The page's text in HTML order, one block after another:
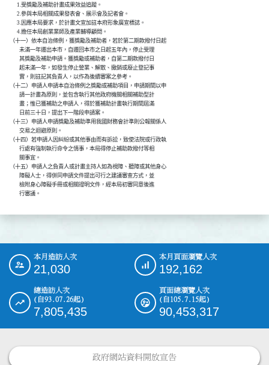
            1.受獎勵及補助計畫成果效益追蹤。
            2.參與本局相關成果發表會、展示會及記者會。
            3.因應本局要求，於計畫文宣加註本府形象廣宣標誌。
            4.擔任本局創業業師及產業輔導顧問。
      （十一）依本自治條例，獲獎勵及補助者，若於第二期款撥付日起
              未滿一年遷出本市，自遷回本市之日起五年內，停止受理
              其獎勵及補助申請。獲獎勵或補助者，自第二期款撥付日
              起未滿一年，如發生停止營業、解散、撤銷或廢止登記事
              實，則註記其負責人，以作為後續審案之參考。
      （十二）申請人申請本自治條例之獎勵或補助項目，申請期間以申
              請一計畫為原則，並包含執行其他政府機關相關補助型計
              畫；惟已獲補助之申請人，得於獲補助計畫執行期間屆滿
              日前三十日，提出下一階段申請案。
      （十三）申請人申請獎勵及補助準用我國財務會計準則公報關係人
              交易之迴避原則。
      （十四）若申請人因糾紛或其他事由而有訴訟，致使法院或行政執
              行處有強制執行命令之情事，本局得停止補助款撥付等相
              關事宜。
      （十五）申請人之負責人或計畫主持人如為視障、聽障或其他身心
              障礙人士，得併同申請文件提出可行之建議審查方式，並
              檢附身心障礙手冊或相關證明文件，經本局初審同意後進
              行審議。
::: 本月造訪人次
21,030
本月頁面瀏覽人次
192,162
總造訪人次
(自93.07.26起)
7,805,435
頁面總瀏覽人次
(自105.7.15起)
90,453,317
政府網站資料開放宣告